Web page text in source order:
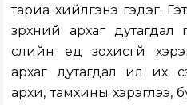
тариа хийлгэнэ гэдэг.
зүрхний архаг
сүүлийн үед зохисгүй
архаг дутагдал илүү их
архи, тамхины хэрэглээ,